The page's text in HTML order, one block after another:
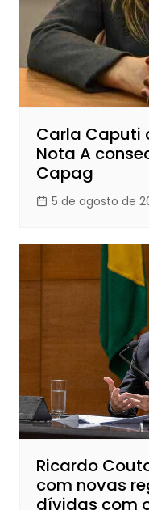
Carla Caputi
Nota A
Capag
5 de agosto de
Ricardo
com novas
dívidas com